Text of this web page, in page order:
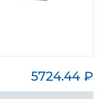
5724.44 ₽